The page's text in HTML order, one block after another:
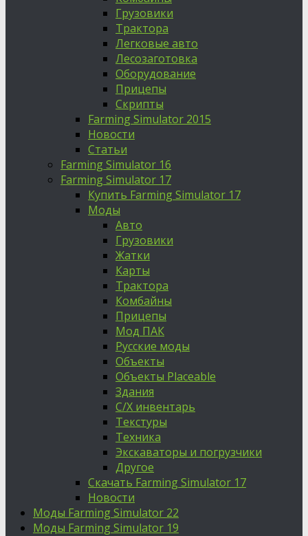
Грузовики
Трактора
Легковые авто
Лесозаготовка
Оборудование
Прицепы
Скрипты
Farming Simulator 2015
Новости
Статьи
Farming Simulator 16
Farming Simulator 17
Купить Farming Simulator 17
Моды
Авто
Грузовики
Жатки
Карты
Трактора
Комбайны
Прицепы
Мод ПАК
Русские моды
Объекты
Объекты Placeable
Здания
С/Х инвентарь
Текстуры
Техника
Экскаваторы и погрузчики
Другое
Скачать Farming Simulator 17
Новости
Моды Farming Simulator 22
Моды Farming Simulator 19